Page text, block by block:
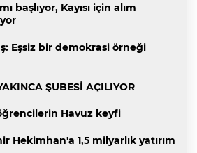
başlıyor, Kayısı için alım
Eşsiz bir demokrasi örneği
ŞUBESİ AÇILIYOR
Havuz keyfi
Hekimhan'a 1,5 milyarlık yatırım